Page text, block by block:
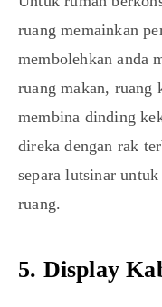
ruang memainkan
membolehkan anda
ruang makan, ruang
membina dinding
direka dengan rak
separa lutsinar
ruang.
5. Display